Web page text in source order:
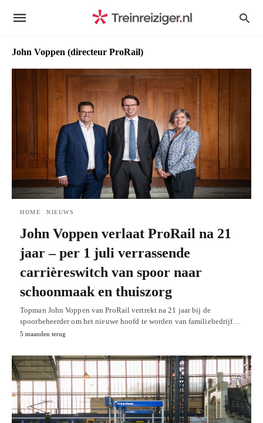
John Voppen (directeur ProRail)
HOME NIEUWS
John Voppen verlaat ProRail na 21
jaar – per 1 juli verrassende
carrièreswitch van spoor naar
schoonmaak en thuiszorg
Topman John Voppen van ProRail vertrekt na 21 jaar bij de
spoorbeheerder om het nieuwe hoofd te worden van familiebedrijf…
5 maanden terug